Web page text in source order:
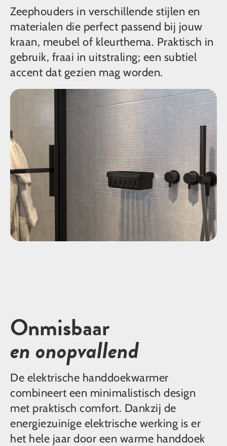
Zeephouders in verschillende stijlen en
materialen die perfect passend bij jouw
kraan, meubel of kleurthema. Praktisch in
gebruik, fraai in uitstraling; een subtiel
accent dat gezien mag worden.
Onmisbaar
en onopvallend
De elektrische handdoekwarmer
combineert een minimalistisch design
met praktisch comfort. Dankzij de
energiezuinige elektrische werking is er
het hele jaar door een warme handdoek